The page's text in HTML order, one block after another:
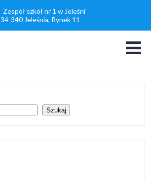
Zespół szkół nr 1 w Jeleśni
34-340 Jeleśnia, Rynek 11
Szukaj